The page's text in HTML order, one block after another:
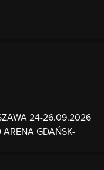
24-26.09.2026
GDAŃSK-